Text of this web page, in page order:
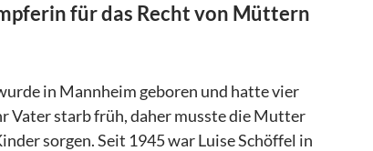
für das Recht von Müttern
in Mannheim geboren und hatte vier
Vater starb früh, daher musste die Mutter
sorgen. Seit 1945 war Luise Schöffel in